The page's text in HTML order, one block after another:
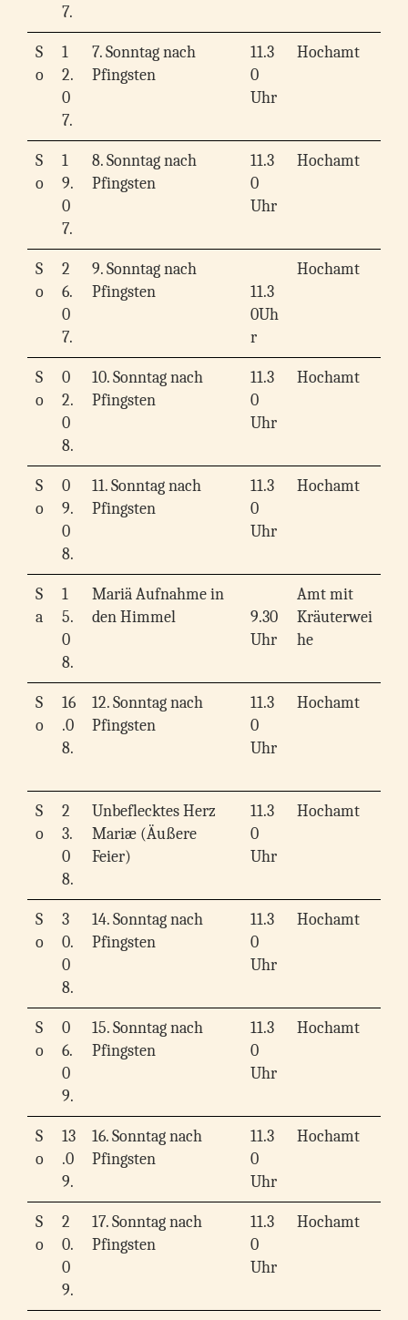
7.
S
o
1
2.
0
7.
7. Sonntag nach
Pfingsten
11.3
0
Uhr
Hochamt
S
o
1
9.
0
7.
8. Sonntag nach
Pfingsten
11.3
0
Uhr
Hochamt
S
o
2
6.
0
7.
9. Sonntag nach
Pfingsten
11.3
0Uh
r
Hochamt
S
o
0
2.
0
8.
10. Sonntag nach
Pfingsten
11.3
0
Uhr
Hochamt
S
o
0
9.
0
8.
11. Sonntag nach
Pfingsten
11.3
0
Uhr
Hochamt
S
a
1
5.
0
8.
Mariä Aufnahme in
den Himmel
9.30
Uhr
Amt mit
Kräuterwei
he
S
o
16
.0
8.
12. Sonntag nach
Pfingsten
11.3
0
Uhr
Hochamt
S
o
2
3.
0
8.
Unbeflecktes Herz
Mariæ (Äußere
Feier)
11.3
0
Uhr
Hochamt
S
o
3
0.
0
8.
14. Sonntag nach
Pfingsten
11.3
0
Uhr
Hochamt
S
o
0
6.
0
9.
15. Sonntag nach
Pfingsten
11.3
0
Uhr
Hochamt
S
o
13
.0
9.
16. Sonntag nach
Pfingsten
11.3
0
Uhr
Hochamt
S
o
2
0.
0
9.
17. Sonntag nach
Pfingsten
11.3
0
Uhr
Hochamt